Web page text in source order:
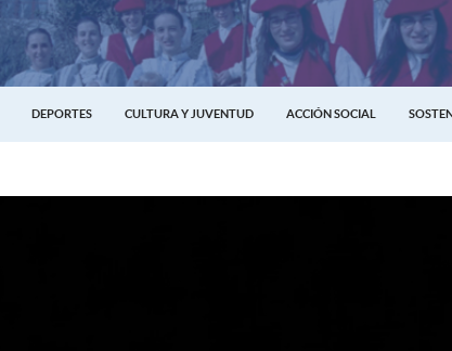
DEPORTES CULTURA Y JUVENTUD ACCIÓN SOCIAL